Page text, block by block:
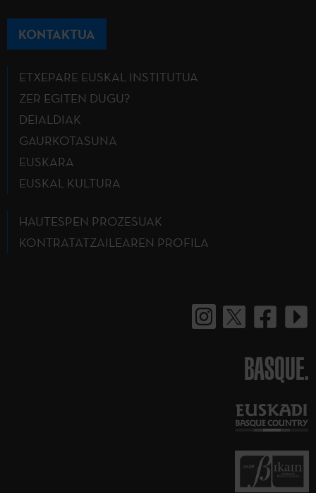
KONTAKTUA
ETXEPARE EUSKAL INSTITUTUA
ZER EGITEN DUGU?
DEIALDIAK
GAURKOTASUNA
EUSKARA
EUSKAL KULTURA
HAUTESPEN PROZESUAK
KONTRATATZAILEAREN PROFILA
BASQUE.